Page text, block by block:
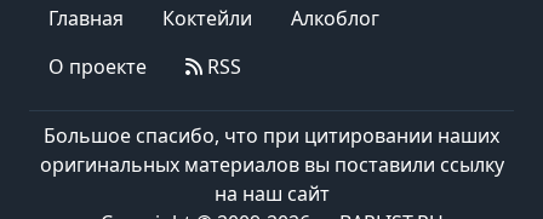
Главная Коктейли
Алкоблог
О проекте
RSS
Большое спасибо, что при цитировании наших
оригинальных материалов вы поставили ссылку
на наш сайт